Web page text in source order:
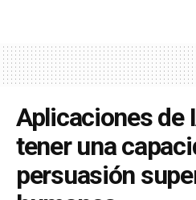
Aplicaciones de
tener una
persuasión